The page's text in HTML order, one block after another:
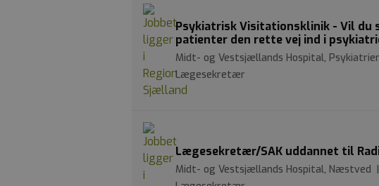
Psykiatrisk Visitationsklinik - Vil
patienter den rette vej ind i
Midt- og Vestsjællands Hospital,
Lægesekretær
Lægesekretær/SAK uddannet til
Midt- og Vestsjællands Hospital, Næstved